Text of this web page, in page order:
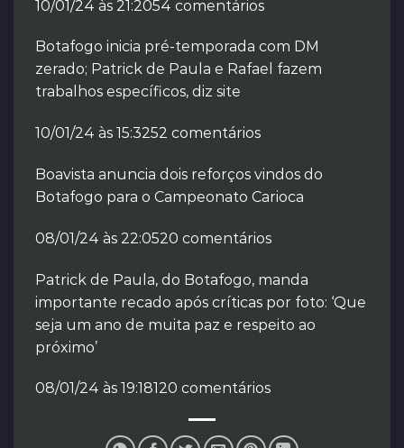
10/01/24 às 21:2054 comentários
Botafogo inicia pré-temporada com DM
zerado; Patrick de Paula e Rafael fazem
trabalhos específicos, diz site
10/01/24 às 15:3252 comentários
Boavista anuncia dois reforços vindos do
Botafogo para o Campeonato Carioca
08/01/24 às 22:0520 comentários
Patrick de Paula, do Botafogo, manda
importante recado após críticas por foto: ‘Que
seja um ano de muita paz e respeito ao
próximo’
08/01/24 às 19:18120 comentários